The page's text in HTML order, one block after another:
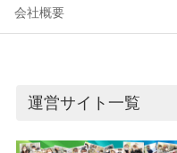
会社概要
運営サイト一覧